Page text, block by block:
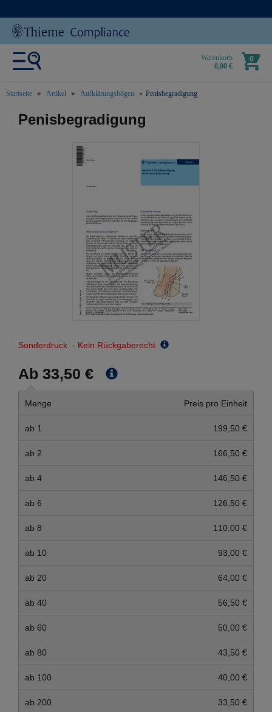
Warenkorb
0,00 €
0
Startseite Artikel Aufklärungsbögen Penisbegradigung
text.skipToContent
text.skipToNavigation
Penisbegradigung
Sonderdruck - Kein Rückgaberecht
Ab 33,50 €
Menge Preis pro Einheit
ab 1 199,50 €
ab 2 166,50 €
ab 4 146,50 €
ab 6 126,50 €
ab 8 110,00 €
ab 10 93,00 €
ab 20 64,00 €
ab 40 56,50 €
ab 60 50,00 €
ab 80 43,50 €
ab 100 40,00 €
ab 200 33,50 €